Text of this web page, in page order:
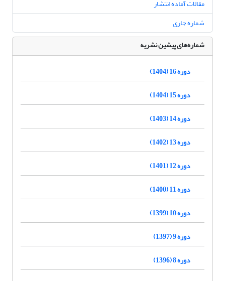
مقالات آماده انتشار
شماره جاری
شماره‌های پیشین نشریه
دوره 16 (1404)
دوره 15 (1404)
دوره 14 (1403)
دوره 13 (1402)
دوره 12 (1401)
دوره 11 (1400)
دوره 10 (1399)
دوره 9 (1397)
دوره 8 (1396)